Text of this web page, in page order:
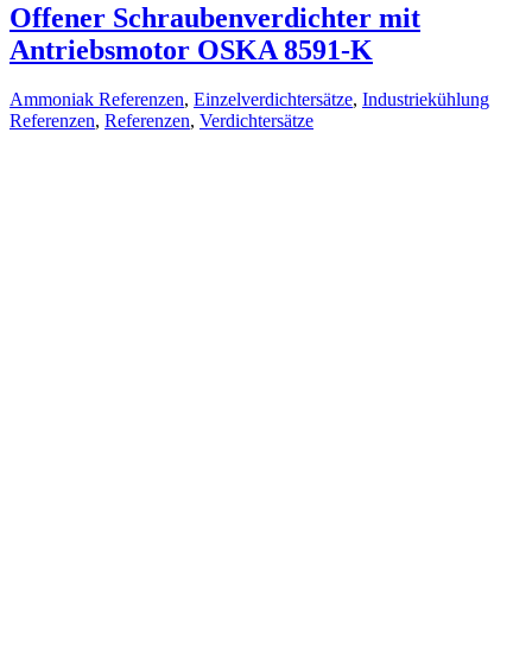
Offener Schraubenverdichter mit
Antriebsmotor OSKA 8591-K
Ammoniak Referenzen, Einzelverdichtersätze, Industriekühlung
Referenzen, Referenzen, Verdichtersätze